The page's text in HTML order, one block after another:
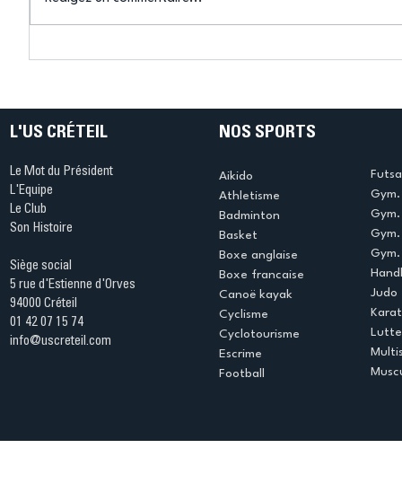
Ping ? Quand le tennis de
termine
L'US CRÉTEIL
Le Mot du Président
L'Equipe
Le Club
Son Histoire
Siège social
5 rue d'Estienne d'Orves
94000 Créteil
01 42 07 15 74
info@uscreteil.com
NOS SPORTS
Aikido
Athletisme
Badminton
Basket
Boxe anglaise
Boxe francaise
Canoë kayak
Cyclisme
Cyclotourisme
Escrime
Football
Judo
Lutte